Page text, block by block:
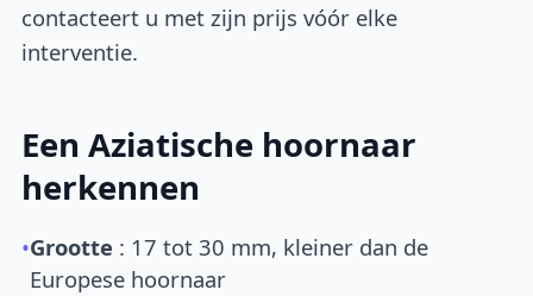
contacteert u met zijn prijs vóór elke
interventie.
Een Aziatische hoornaar
herkennen
•Grootte : 17 tot 30 mm, kleiner dan de
Europese hoornaar